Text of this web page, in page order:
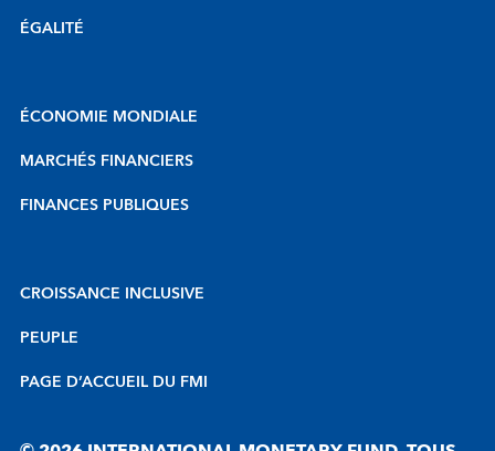
ÉGALITÉ
ÉCONOMIE MONDIALE
MARCHÉS FINANCIERS
FINANCES PUBLIQUES
CROISSANCE INCLUSIVE
PEUPLE
PAGE D’ACCUEIL DU FMI